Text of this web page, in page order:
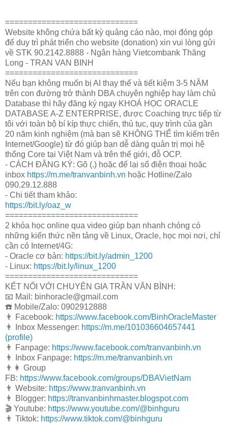
=============================
Website không chứa bất kỳ quảng cáo nào, mọi đóng góp
để duy trì phát triển cho website (donation) xin vui lòng gửi
về STK 90.2142.8888 - Ngân hàng Vietcombank Thăng
Long - TRAN VAN BINH
=============================
Nếu bạn không muốn bị AI thay thế và tiết kiệm 3-5 NĂM
trên con đường trở thành DBA chuyên nghiệp hay làm chủ
Database thì hãy đăng ký ngay KHOÁ HỌC ORACLE
DATABASE A-Z ENTERPRISE, được Coaching trực tiếp từ
tôi với toàn bộ bí kíp thực chiến, thủ tục, quy trình của gần
20 năm kinh nghiệm (mà bạn sẽ KHÔNG THỂ tìm kiếm trên
Internet/Google) từ đó giúp bạn dễ dàng quản trị mọi hệ
thống Core tại Việt Nam và trên thế giới, đỗ OCP.
- CÁCH ĐĂNG KÝ: Gõ (.) hoặc để lại số điện thoại hoặc
inbox https://m.me/tranvanbinh.vn hoặc Hotline/Zalo
090.29.12.888
- Chi tiết tham khảo:
https://bit.ly/oaz_w
=============================
2 khóa học online qua video giúp bạn nhanh chóng có
những kiến thức nền tảng về Linux, Oracle, học mọi nơi, chỉ
cần có Internet/4G:
- Oracle cơ bản: https://bit.ly/admin_1200
- Linux: https://bit.ly/linux_1200
=============================
KẾT NỐI VỚI CHUYÊN GIA TRẦN VĂN BÌNH:
📧 Mail: binhoracle@gmail.com
☎️ Mobile/Zalo: 0902912888
👨 Facebook: https://www.facebook.com/BinhOracleMaster
👨 Inbox Messenger: https://m.me/101036604657441
(profile)
👨 Fanpage: https://www.facebook.com/tranvanbinh.vn
👨 Inbox Fanpage: https://m.me/tranvanbinh.vn
👨👩 Group
FB: https://www.facebook.com/groups/DBAVietNam
👨 Website: https://www.tranvanbinh.vn
👨 Blogger: https://tranvanbinhmaster.blogspot.com
🎬 Youtube: https://www.youtube.com/@binhguru
👨 Tiktok: https://www.tiktok.com/@binhguru